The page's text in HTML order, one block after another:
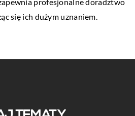
się ich dużym uznaniem.